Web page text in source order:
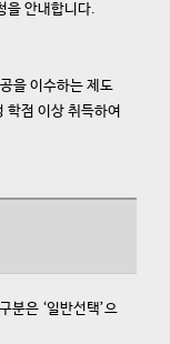
을 안내합니다.
을 이수하는 제도
점 이상 취득하여
분은 ‘일반선택’으